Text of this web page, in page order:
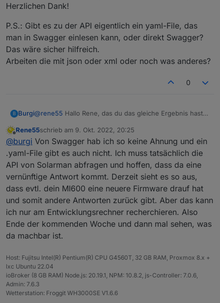
Herzlichen Dank!
P.S.: Gibt es zu der API eigentlich ein yaml-File, das
man in Swagger einlesen kann, oder direkt Swagger?
Das wäre sicher hilfreich.
Arbeiten die mit json oder xml oder noch was anderes?
0
B Burgi@rene55 Hallo Rene, das du das gleiche Ergebnis hast
Das du dich gleich dran gesetzt hast finde ich super.
Herzlichen Dank!
P.S.: Gibt es zu der API eigentlich ein yaml-File, das man
in Swagger einlesen kann, oder direkt Swagger?
Das wäre sicher hilfreich.
Arbeiten die mit json oder xml oder noch was anderes?
Offline
Rene55schrieb am 9. Okt. 2022, 20:25
zuletzt editiert von
@burgi Von Swagger hab ich so keine Ahnung und ein
.yaml-File gibt es auch nicht. Ich muss tatsächlich die
API von Solarman abfragen und hoffen, dass da eine
vernünftige Antwort kommt. Derzeit sieht es so aus,
dass evtl. dein MI600 eine neuere Firmware drauf hat
und somit andere Antworten zurück gibt. Aber das kann
ich nur am Entwicklungsrechner recherchieren. Also
Ende der kommenden Woche und dann mal sehen, was
da machbar ist.
Host: Fujitsu Intel(R) Pentium(R) CPU G4560T, 32 GB RAM, Proxmox 8.x +
lxc Ubuntu 22.04
ioBroker (8 GB RAM) Node.js: 20.19.1, NPM: 10.8.2, js-Controller: 7.0.6,
Admin: 7.6.3
Wetterstation: Froggit WH3000SE V1.6.6